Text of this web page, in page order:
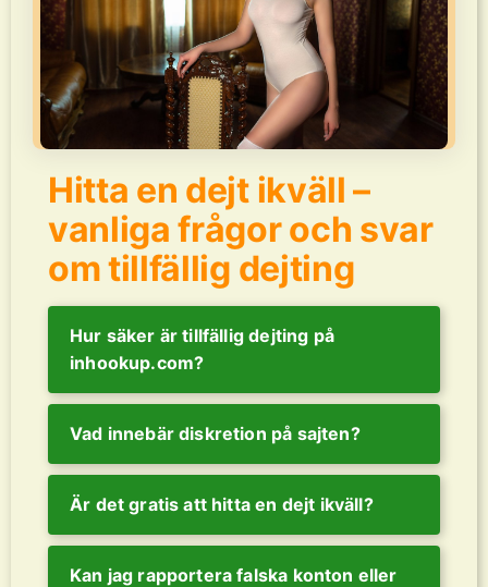
Hitta en dejt ikväll –
vanliga frågor och svar
om tillfällig dejting
Hur säker är tillfällig dejting på
inhookup.com?
Vad innebär diskretion på sajten?
Är det gratis att hitta en dejt ikväll?
Kan jag rapportera falska konton eller